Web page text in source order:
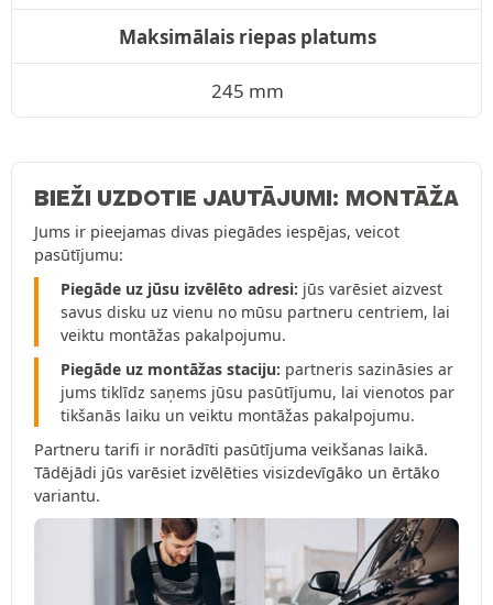
Maksimālais riepas platums
245 mm
BIEŽI UZDOTIE JAUTĀJUMI: MONTĀŽA
Jums ir pieejamas divas piegādes iespējas, veicot
pasūtījumu:
Piegāde uz jūsu izvēlēto adresi: jūs varēsiet aizvest
savus disku uz vienu no mūsu partneru centriem, lai
veiktu montāžas pakalpojumu.
Piegāde uz montāžas staciju: partneris sazināsies ar
jums tiklīdz saņems jūsu pasūtījumu, lai vienotos par
tikšanās laiku un veiktu montāžas pakalpojumu.
Partneru tarifi ir norādīti pasūtījuma veikšanas laikā.
Tādējādi jūs varēsiet izvēlēties visizdevīgāko un ērtāko
variantu.